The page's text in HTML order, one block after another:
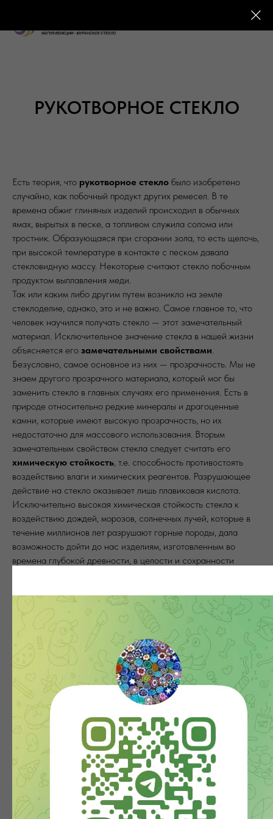
РУКОТВОРНОЕ СТЕКЛО
Есть теория, что рукотворное стекло было изобретено
случайно, как побочный продукт других ремесел. В те
времена обжиг глиняных изделий происходил в обычных
ямах, вырытых в песке, а топливом служила солома или
тростник. Образующаяся при сгорании зола, то есть щелочь,
при высокой температуре в контакте с песком давала
стекловидную массу. Некоторые считают стекло побочным
продуктом выплавления меди.
Так или каким либо другим путем возникло на земле
стеклоделие, однако, это и не важно. Самое главное то, что
человек научился получать стекло — этот замечательный
материал. Исключительное значение стекла в нашей жизни
объясняется его замечательными свойствами.
Безусловно, самое основное из них — прозрачность. Мы не
знаем другого прозрачного материала, который мог бы
заменить стекло в главных случаях его применения. Есть в
природе относительно редкие минералы и драгоценные
камни, которые имеют высокую прозрачность, но их
недостаточно для массового использования. Вторым
замечательным свойством стекла следует считать его
химическую стойкость, т.е. способность противостоять
воздействию влаги и химических реагентов. Разрушающее
действие на стекло оказывает лишь плавиковая кислота.
Исключительно высокая химическая стойкость стекла к
воздействию дождей, морозов, солнечных лучей, которые в
течение миллионов лет разрушают горные породы, дала
возможность дойти до нас изделиям, изготовленным во
времена глубокой древности, в целости и сохранности
стекла считается
светло-зеленая бусинка размером 9х5,5
мм, обнаруженная в окрестностях города Фивы —
датируется
35 в. до н.э.
Венецианское стекло замечательно
тонкостью, прозрачностью, хрупкостью и виртуозными
приемами декорирования. Непревзойденное качество
венецианских изделий обеспечивалось длительным
совершенствованием технологии: чистотой и высокой
температурой процесса варки «содового стекла»,
компонентами которого были чистейший кварцевый песок,
сода и известь. Такое стекло легкоплавко и особенно
пластично.
(с) copyright˚ 2008 все права защищены и принадлежат
Murano-Club. Копирование и использование данных
материалов возможно при размещении ссылки на
www.murano-club.ruкак на источник.